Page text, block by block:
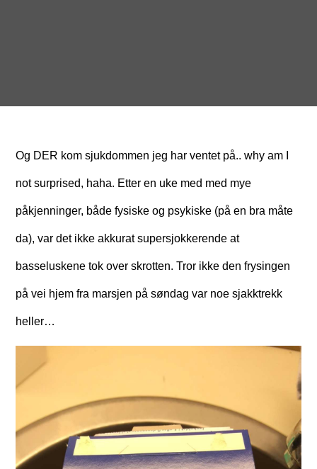
Og DER kom sjukdommen jeg har ventet på.. why am I
not surprised, haha. Etter en uke med med mye
påkjenninger, både fysiske og psykiske (på en bra måte
da), var det ikke akkurat supersjokkerende at
basseluskene tok over skrotten. Tror ikke den frysingen
på vei hjem fra marsjen på søndag var noe sjakktrekk
heller…